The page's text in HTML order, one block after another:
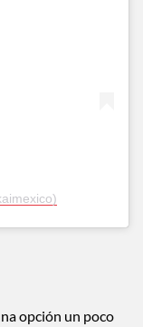
opción un poco